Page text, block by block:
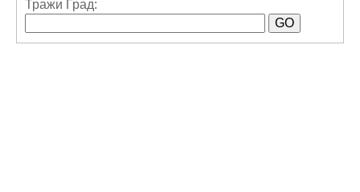
Тражи Град: